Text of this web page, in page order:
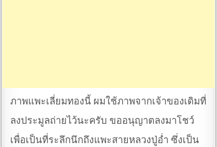
ภาพแพะเลี่ยมทองนี้ ผมใช้ภาพจากเจ้าของเดิมที่
ลงประมูลถ่ายไว้นะครับ ขออนุญาตลงมาโชว์
เพื่อเป็นที่ระลึกนึกถึงแพะสายหลวงปู่อ่ำ ซึ่งเป็น